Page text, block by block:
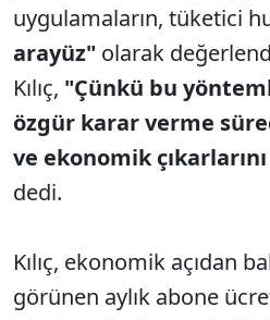
uygulamaların, tüketici
arayüz" olarak
Kılıç, "Çünkü bu
özgür karar verme
ve ekonomik
dedi.
Kılıç, ekonomik açıdan
görünen aylık abone